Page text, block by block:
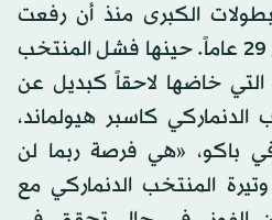
الكبرى منذ أن رفعت
كأس البطولة القارية قبل 29 عاماً. حينها فشل المنتخب
التي خاضها لاحقاً كبديل عن
الدنماركي كاسبر هيولماند،
في باكو، «هي فرصة ربما لن
المنتخب الدنماركي مع